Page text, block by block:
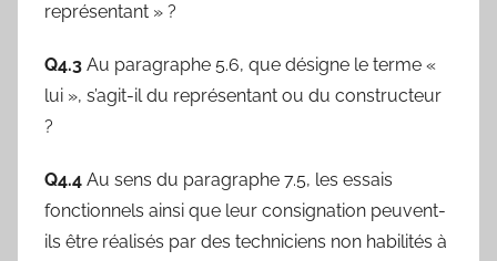
représentant » ?
Q4.3 Au paragraphe 5.6, que désigne le terme «
lui », s’agit-il du représentant ou du constructeur
?
Q4.4 Au sens du paragraphe 7.5, les essais
fonctionnels ainsi que leur consignation peuvent-
ils être réalisés par des techniciens non habilités à